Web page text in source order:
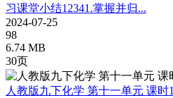
习课堂小结12341.掌握并归...
2024-07-25
98
6.74 MB
30页
人教版九下化学 第十一单元 课时